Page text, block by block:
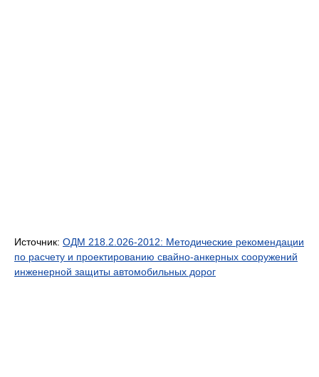
Источник: ОДМ 218.2.026-2012: Методические рекомендации
по расчету и проектированию свайно-анкерных сооружений
инженерной защиты автомобильных дорог